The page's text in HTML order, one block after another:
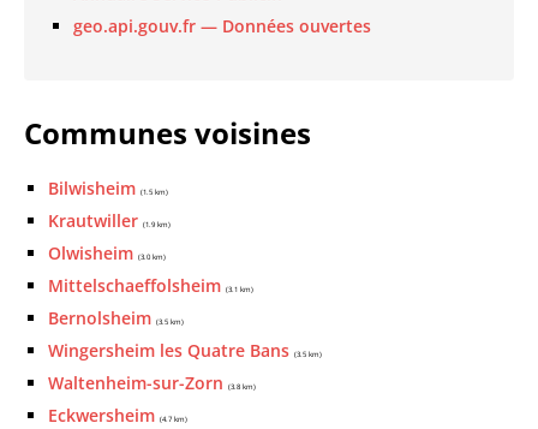
geo.api.gouv.fr — Données ouvertes
Communes voisines
Bilwisheim (1.5 km)
Krautwiller (1.9 km)
Olwisheim (3.0 km)
Mittelschaeffolsheim (3.1 km)
Bernolsheim (3.5 km)
Wingersheim les Quatre Bans (3.5 km)
Waltenheim-sur-Zorn (3.8 km)
Eckwersheim (4.7 km)